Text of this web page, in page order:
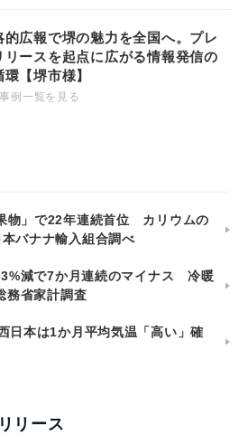
的広報で堺の魅力を全国へ。プレ
リースを起点に広がる情報発信の
環【堺市様】
例一覧を見る
物」で22年連続首位 カリウムの
バナナ輸入組合調べ
減で7か月連続のマイナス 冷暖
省家計調査
本は1か月平均気温「高い」確
リース